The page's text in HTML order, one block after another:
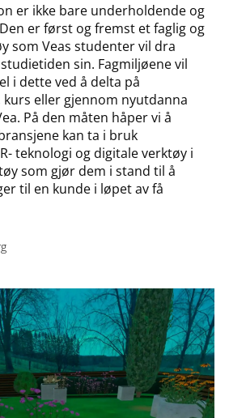
er ikke bare underholdende og
er først og fremst et faglig og
som Veas studenter vil dra
sin. Fagmiljøene vil
i dette ved å delta på
eller gjennom nyutdanna
På den måten håper vi å
kan ta i bruk
teknologi og digitale verktøy i
som gjør dem i stand til å
til en kunde i løpet av få